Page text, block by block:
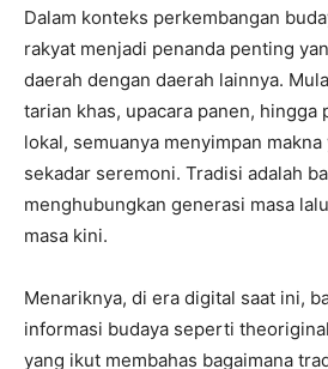
Dalam konteks perkembangan
rakyat menjadi penanda penting
daerah dengan daerah lainnya.
tarian khas, upacara panen, hingga
lokal, semuanya menyimpan
sekadar seremoni. Tradisi adalah
menghubungkan generasi masa
masa kini.
Menariknya, di era digital saat ini,
informasi budaya seperti
yang ikut membahas bagaimana